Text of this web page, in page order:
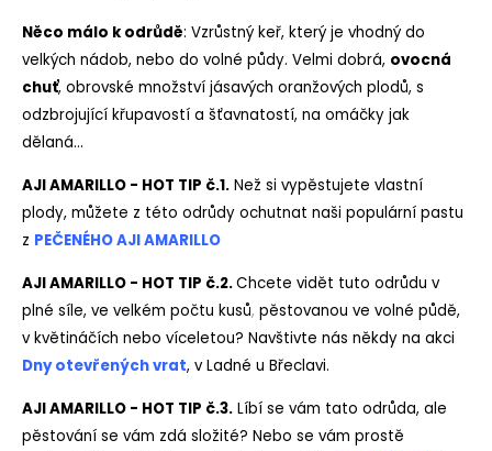
Něco málo k odrůdě: Vzrůstný keř, který je vhodný do
velkých nádob, nebo do volné půdy. Velmi dobrá, ovocná
chuť, obrovské množství jásavých oranžových plodů, s
odzbrojující křupavostí a šťavnatostí, na omáčky jak
dělaná...
AJI AMARILLO - HOT TIP č.1. Než si vypěstujete vlastní
plody, můžete z této odrůdy ochutnat naši populární pastu
z PEČENÉHO AJI AMARILLO
AJI AMARILLO - HOT TIP č.2.Chcete vidět tuto odrůdu v
plné síle, ve velkém počtu kusů, pěstovanou ve volné půdě,
v květináčích nebo víceletou? Navštivte nás někdy na akci
Dny otevřených vrat, v Ladné u Břeclavi.
AJI AMARILLO - HOT TIP č.3. Líbí se vám tato odrůda, ale
pěstování se vám zdá složité? Nebo se vám prostě